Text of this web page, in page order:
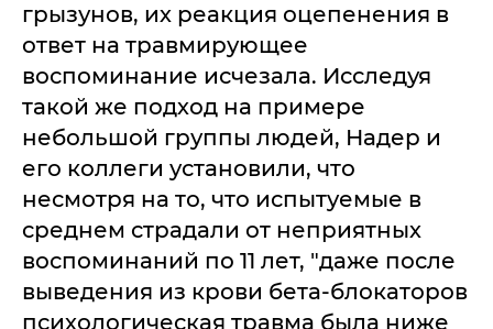
грызунов, их реакция оцепенения в
ответ на травмирующее
воспоминание исчезала. Исследуя
такой же подход на примере
небольшой группы людей, Надер и
его коллеги установили, что
несмотря на то, что испытуемые в
среднем страдали от неприятных
воспоминаний по 11 лет, "даже после
выведения из крови бета-блокаторов
психологическая травма была ниже